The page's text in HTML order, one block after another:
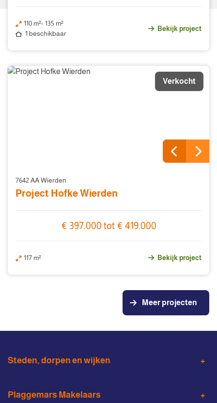
110 m²- 135 m²
1 beschikbaar
Bekijk project
Verkocht
7642 AA Wierden
Project Hofke Wierden
€ 397.000 tot € 419.000
117 m² Bekijk project
Meer projecten
Steden, dorpen en wijken
Plaggemars Makelaars